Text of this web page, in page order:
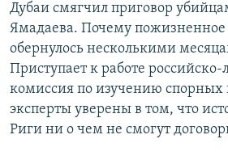
Дубаи смягчил приговор
Ямадаева. Почему пожизненное
обернулось несколькими
Приступает к работе российско-
комиссия по изучению спорных
эксперты уверены в том, что
Риги ни о чем не смогут